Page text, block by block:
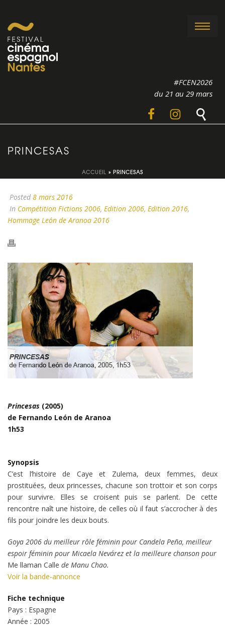
#FCEN2026
du 21 au 29 mars
PRINCESAS
ACCUEIL » PRINCESAS
Posted 8 mars 2016
In Compétition Fictions 2006, Edition 2006, Edition 2016,
Hommage León de Aranoa 2016
Princesas (2005)
de Fernando León de Aranoa
1h53
Synopsis
C’est l’histoire de Caye et Zulema, deux femmes, deux
prostituées, deux princesses, chacune son trottoir et son corps
pour survivre. Elles se croisent puis se parlent. De cette
rencontre naît une histoire, de celles où il faut s’accrocher à des
fils pour joindre les deux bouts.
Goya 2006 du meilleur rôle féminin pour Candela Peña, meilleur
espoir féminin pour Micaela Nevárez et la meilleure chanson pour
Me llaman Calle de Manu Chao.
Voir la bande-annonce
Fiche technique
Pays : Espagne
Année : 2005